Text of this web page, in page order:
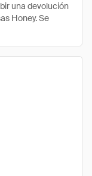
una devolución
Honey. Se